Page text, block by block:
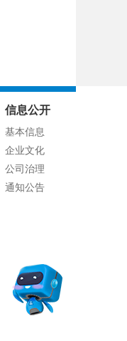
信息公开
基本信息
企业文化
公司治理
通知公告